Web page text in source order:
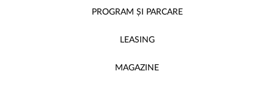
PROGRAM ȘI PARCARE
LEASING
MAGAZINE